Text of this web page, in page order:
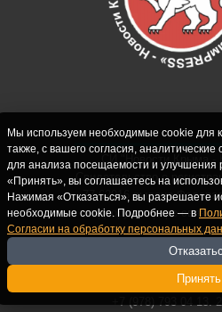
СИ "Новости Крыма -
Свидетельство о
77-62916 выдано
надзору в сфере связи,
технологий и
(Роскомнадзор)
главный редактор:
crimearfinfo@yandex.ru.
+7 (978) 793 04 13.
Мы используем необходимые cookie для
также, с вашего согласия,
для анализа посещаемости и
«Принять», вы соглашаетесь на
Нажимая «Отказаться», вы разрешаете
необходимые cookie. Подробнее — в
Согласии на обработку персональных
Принять